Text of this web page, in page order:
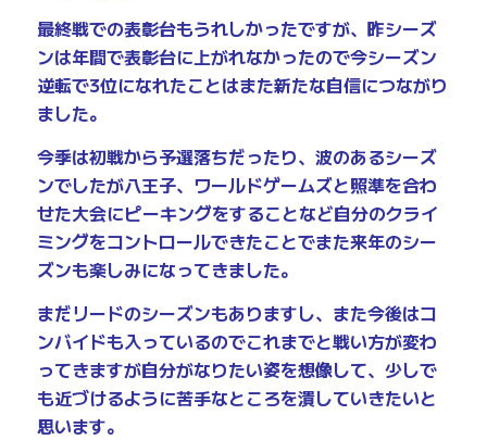
最終戦での表彰台もうれしかったですが、昨シーズ
ンは年間で表彰台に上がれなかったので今シーズン
逆転で3位になれたことはまた新たな自信につながり
ました。
今季は初戦から予選落ちだったり、波のあるシーズ
ンでしたが八王子、ワールドゲームズと照準を合わ
せた大会にピーキングをすることなど自分のクライ
ミングをコントロールできたことでまた来年のシー
ズンも楽しみになってきました。
まだリードのシーズンもありますし、また今後はコ
ンバイドも入っているのでこれまでと戦い方が変わ
ってきますが自分がなりたい姿を想像して、少しで
も近づけるように苦手なところを潰していきたいと
思います。